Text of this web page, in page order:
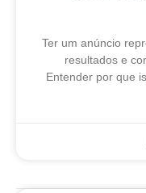
Ter um anúncio
resultados e
Entender por que